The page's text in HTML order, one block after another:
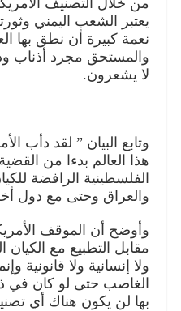
من خلال التصنيف
يعتبر الشعب اليمني
نعمة كبيرة أن نطق بها
والمستحق مجرد أذناب
لا يشعرون.
وتابع البيان ” لقد دأب
هذا العالم بدءا من
الفلسطينية الرافضة
والعراق وحتى مع دول
وأوضح أن الموقف
مقابل التطبيع مع
ولا إنسانية ولا قانونية
الغاصب حتى لو كان في
بها لن يكون هناك أي